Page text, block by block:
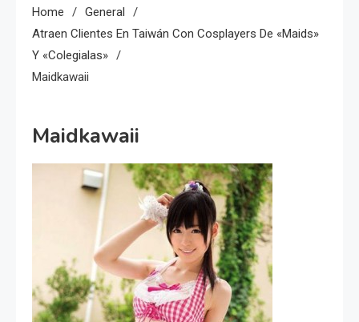
Home
General
Atraen Clientes En Taiwán Con Cosplayers De «Maids»
Y «Colegialas»
Maidkawaii
Maidkawaii